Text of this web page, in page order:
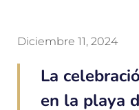
Diciembre 11, 2024
La
en la playa